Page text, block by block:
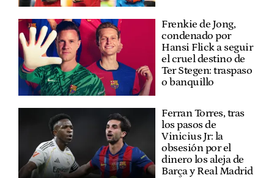
Frenkie de Jong,
condenado por
Hansi Flick a seguir
el cruel destino de
Ter Stegen: traspaso
o banquillo
Ferran Torres, tras
los pasos de
Vinicius Jr: la
obsesión por el
dinero los aleja de
Barça y Real Madrid